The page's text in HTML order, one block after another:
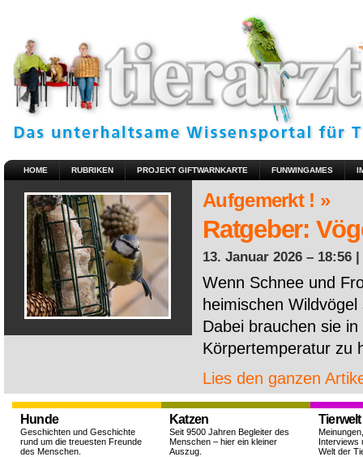
HOME RUBRIKEN PROJEKT GIFTWARNKARTE FUNWINGAMES
Aufgemerkt ! »
Ratgeber:
13. Januar 2026 – 18:56 |
Wenn Schnee und
heimischen
Dabei brauchen sie
Körpertemperatur zu
Lies den ganzen
Hunde
Geschichten und Geschichte
rund um die treuesten Freunde
des Menschen.
Katzen
Seit 9500 Jahren Begleiter des
Menschen – hier ein kleiner
Auszug.
Tierwelt
Interviews
Welt der